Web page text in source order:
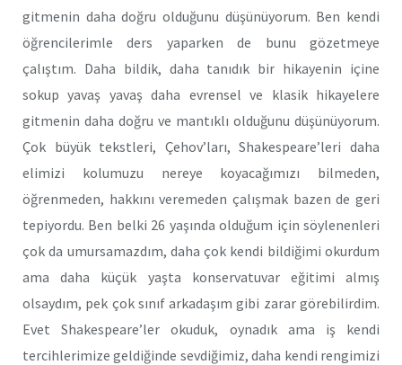
gitmenin daha doğru olduğunu düşünüyorum. Ben kendi
öğrencilerimle ders yaparken de bunu gözetmeye
çalıştım. Daha bildik, daha tanıdık bir hikayenin içine
sokup yavaş yavaş daha evrensel ve klasik hikayelere
gitmenin daha doğru ve mantıklı olduğunu düşünüyorum.
Çok büyük tekstleri, Çehov’ları, Shakespeare’leri daha
elimizi kolumuzu nereye koyacağımızı bilmeden,
öğrenmeden, hakkını veremeden çalışmak bazen de geri
tepiyordu. Ben belki 26 yaşında olduğum için söylenenleri
çok da umursamazdım, daha çok kendi bildiğimi okurdum
ama daha küçük yaşta konservatuvar eğitimi almış
olsaydım, pek çok sınıf arkadaşım gibi zarar görebilirdim.
Evet Shakespeare’ler okuduk, oynadık ama iş kendi
tercihlerimize geldiğinde sevdiğimiz, daha kendi rengimizi